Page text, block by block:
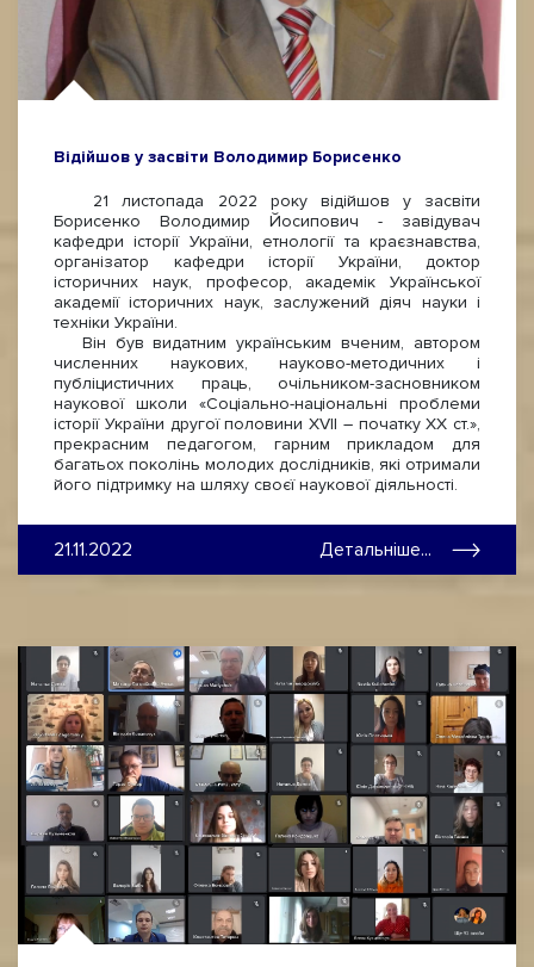
Відійшов у засвіти Володимир Борисенко
21 листопада 2022 року відійшов у засвіти
Борисенко Володимир Йосипович - завідувач
кафедри історії України, етнології та краєзнавства,
організатор кафедри історії України, доктор
історичних наук, професор, академік Української
академії історичних наук, заслужений діяч науки і
техніки України.
Він був видатним українським вченим, автором
численних наукових, науково-методичних і
публіцистичних праць, очільником-засновником
наукової школи «Соціально-національні проблеми
історії України другої половини XVII – початку ХХ ст.»,
прекрасним педагогом, гарним прикладом для
багатьох поколінь молодих дослідників, які отримали
його підтримку на шляху своєї наукової діяльності.
21.11.2022 Детальніше...